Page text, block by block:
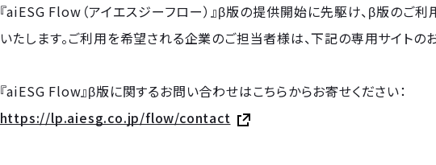
『aiESG Flow（アイエスジーフロー）』β版の提供開始に先駆け、β版のご
いたします。ご利用を希望される企業のご担当者様は、下記の専用サイトの
『aiESG Flow』β版に関するお問い合わせはこちらからお寄せください：
https://lp.aiesg.co.jp/flow/contact